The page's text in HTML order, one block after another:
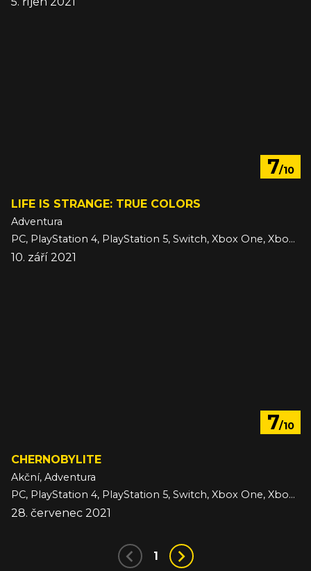
7/10
LIFE IS STRANGE: TRUE COLORS
Adventura
PC, PlayStation 4, PlayStation 5, Switch, Xbox One, Xbox Series
10. září 2021
7/10
CHERNOBYLITE
Akční, Adventura
PC, PlayStation 4, PlayStation 5, Switch, Xbox One, Xbox Series
28. červenec 2021
1